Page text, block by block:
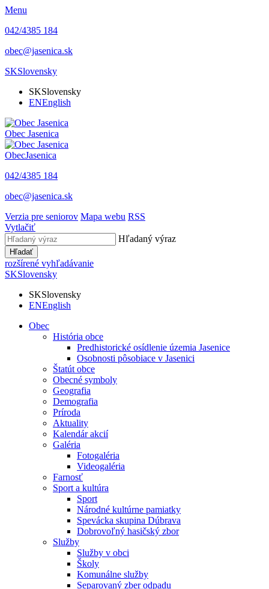
Menu
042/4385 184
obec@jasenica.sk
SKSlovensky
SKSlovensky
ENEnglish
Obec Jasenica
ObecJasenica
042/4385 184
obec@jasenica.sk
Verzia pre seniorov Mapa webu RSS
Vytlačiť
Hľadaný výraz
Hľadať
rozšírené vyhľadávanie
SKSlovensky
SKSlovensky
ENEnglish
Obec
História obce
Predhistorické osídlenie územia Jasenice
Osobnosti pôsobiace v Jasenici
Štatút obce
Obecné symboly
Geografia
Demografia
Príroda
Aktuality
Kalendár akcií
Galéria
Fotogaléria
Videogaléria
Farnosť
Sport a kultúra
Sport
Národné kultúrne pamiatky
Spevácka skupina Dúbrava
Dobrovoľný hasičský zbor
Služby
Služby v obci
Školy
Komunálne služby
Separovaný zber odpadu